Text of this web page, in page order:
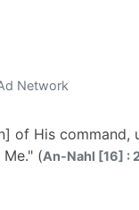
Network
of His command,
(An-Nahl [16] :